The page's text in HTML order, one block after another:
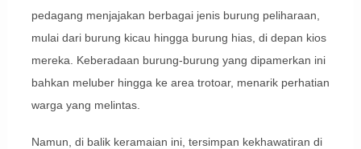
pedagang menjajakan berbagai jenis burung peliharaan,
mulai dari burung kicau hingga burung hias, di depan kios
mereka. Keberadaan burung-burung yang dipamerkan ini
bahkan meluber hingga ke area trotoar, menarik perhatian
warga yang melintas.
Namun, di balik keramaian ini, tersimpan kekhawatiran di